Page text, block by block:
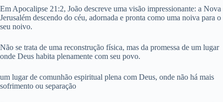
Em Apocalipse 21:2, João descreve uma visão impressionante: a Nova
Jerusalém descendo do céu, adornada e pronta como uma noiva para o
seu noivo.
Não se trata de uma reconstrução física, mas da promessa de um lugar
onde Deus habita plenamente com seu povo.
um lugar de comunhão espiritual plena com Deus, onde não há mais
sofrimento ou separação